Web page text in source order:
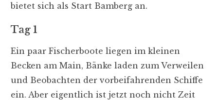
bietet sich als Start Bamberg an.
Tag 1
Ein paar Fischerboote liegen im kleinen
Becken am Main, Bänke laden zum Verweilen
und Beobachten der vorbeifahrenden Schiffe
ein. Aber eigentlich ist jetzt noch nicht Zeit